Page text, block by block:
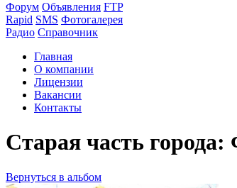
Форум Объявления FTP
Rapid SMS Фотогалерея
Радио Справочник
Главная
О компании
Лицензии
Вакансии
Контакты
Старая часть города:
Вернуться в альбом